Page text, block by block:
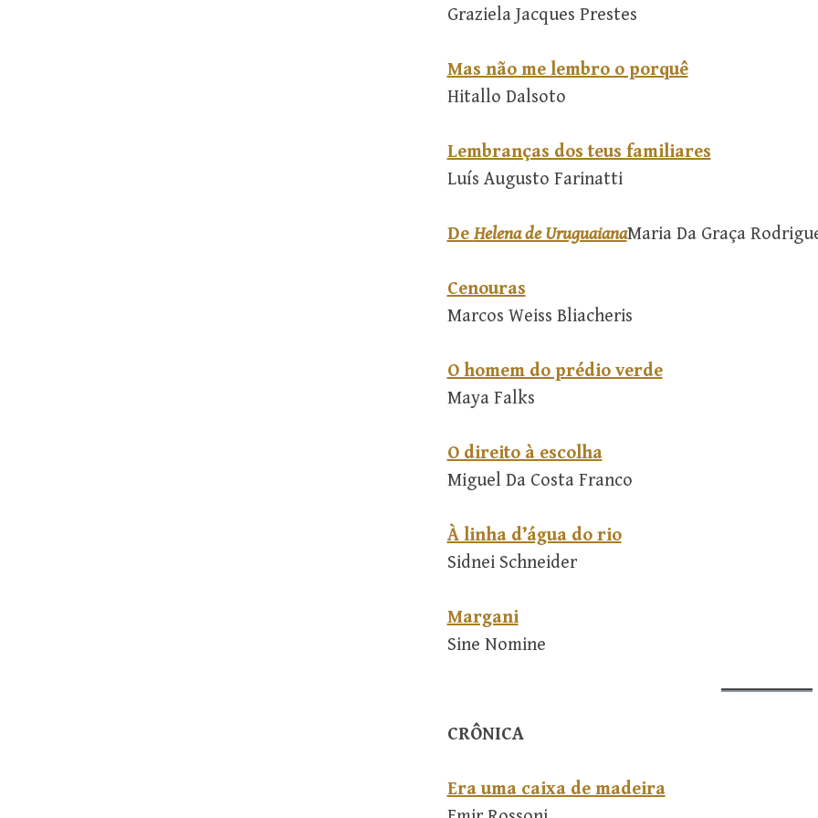
Graziela Jacques Prestes
Mas não me lembro o porquê
Hitallo Dalsoto
Lembranças dos teus familiares
Luís Augusto Farinatti
De Helena de UruguaianaMaria Da Graça
Cenouras
Marcos Weiss Bliacheris
O homem do prédio verde
Maya Falks
O direito à escolha
Miguel Da Costa Franco
À linha d’água do rio
Sidnei Schneider
Margani
Sine Nomine
CRÔNICA
Era uma caixa de madeira